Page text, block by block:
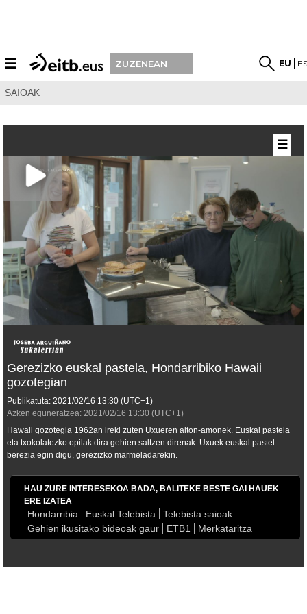
☰ ZUZENEAN EU
SAIOAK
Gerezizko euskal pastela, Hondarribiko Hawaii
gozotegian
Publikatuta: 2021/02/16 13:30 (UTC+1)
Azken eguneratzea: 2021/02/16 13:30 (UTC+1)
Hawaii gozotegia 1962an ireki zuten Uxueren aiton-amonek. Euskal pastela
eta txokolatezko opilak dira gehien saltzen direnak. Uxuek euskal pastel
berezia egin digu, gerezizko marmeladarekin.
HAU ZURE INTERESEKOA BADA, BALITEKE BESTE GAI HAUEK
ERE IZATEA
Hondarribia Euskal Telebista
Telebista saioak
Gehien ikusitako bideoak gaur
ETB1 Merkataritza
☰